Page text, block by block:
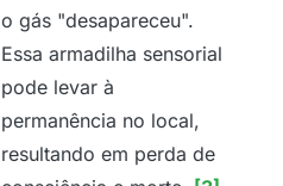
o gás "desapareceu".
Essa armadilha sensorial
pode levar à
permanência no local,
resultando em perda de